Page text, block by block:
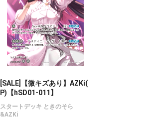
[SALE]【微キズあり】AZKi(
P)【hSD01-011】
スタートデッキ ときのそら
&AZKi